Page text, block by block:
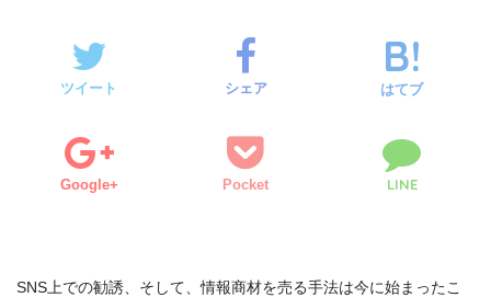
ツイート シェア はてブ
Google+ Pocket LINE
SNS上での勧誘、そして、情報商材を売る手法は今に始まったこ